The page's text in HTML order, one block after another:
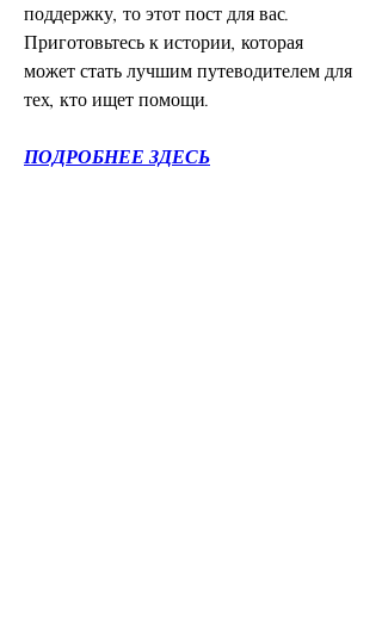
поддержку, то этот пост для вас.
Приготовьтесь к истории, которая
может стать лучшим путеводителем для
тех, кто ищет помощи.
ПОДРОБНЕЕ ЗДЕСЬ